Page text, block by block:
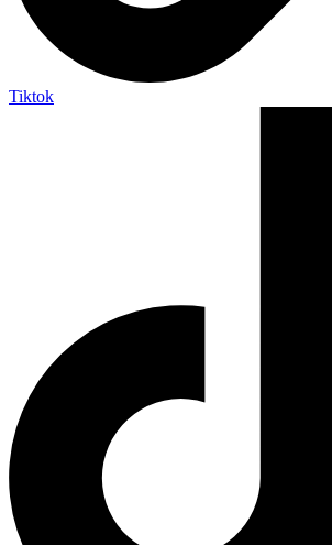
Tiktok